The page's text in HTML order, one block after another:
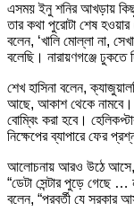
এসময় ইনু শনির আখড়ায় কিছু
তার কথা পুরোটা শেষ হওয়ার
বলেন, ‘খালি মোল্লা না,
বলেছি। নারায়ণগঞ্জে ঢুকতে
শেখ হাসিনা বলেন,
আছে, আকাশ থেকে নামবে।
বোম্বিং করা হবে।
নিক্ষেপের ব্যাপারে ফের
আলোচনায় আরও উঠে আসে,
“ডেটা সেন্টার পুড়ে গেছে
বলেন, “পরবর্তী যে সরকার